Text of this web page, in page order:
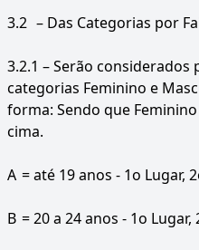
3.2 – Das Categorias por
3.2.1 – Serão
categorias Feminino e
forma: Sendo que
cima.
A = até 19 anos - 1o Lugar,
B = 20 a 24 anos - 1o